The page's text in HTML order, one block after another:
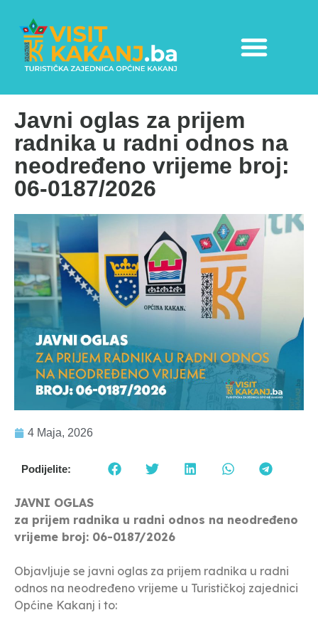
Javni oglas za prijem
radnika u radni odnos na
neodređeno vrijeme broj:
06-0187/2026
4 Maja, 2026
Podijelite:
JAVNI OGLAS
za prijem radnika u radni odnos na neodređeno
vrijeme broj: 06-0187/2026
Objavljuje se javni oglas za prijem radnika u radni
odnos na neodređeno vrijeme u Turističkoj zajednici
Općine Kakanj i to: